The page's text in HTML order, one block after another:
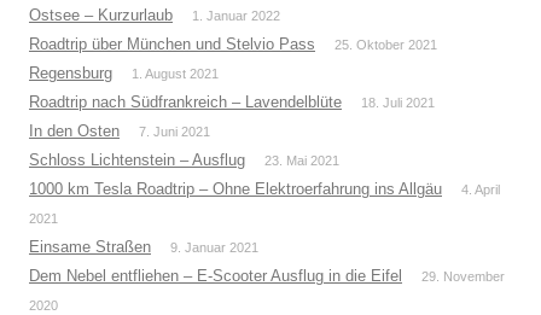
Ostsee – Kurzurlaub 1. Januar 2022
Roadtrip über München und Stelvio Pass 25. Oktober 2021
Regensburg 1. August 2021
Roadtrip nach Südfrankreich – Lavendelblüte 18. Juli 2021
In den Osten 7. Juni 2021
Schloss Lichtenstein – Ausflug 23. Mai 2021
1000 km Tesla Roadtrip – Ohne Elektroerfahrung ins Allgäu
4. April
2021
Einsame Straßen 9. Januar 2021
Dem Nebel entfliehen – E-Scooter Ausflug in die Eifel
29. November
2020